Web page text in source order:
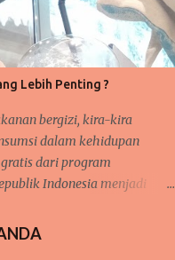
dan KETEKUNAN.
bisa karena biasa'? Suatu
karena proses
Seperti halnya pelajaran
lainnya yang membutu...
Lebih Penting ?
bergizi, kira-kira
dalam kehidupan
dari program
Indonesia menjadi
mulut ke mulut warga.